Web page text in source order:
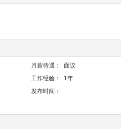
月薪待遇：
面议
工作经验：
1年
发布时间：